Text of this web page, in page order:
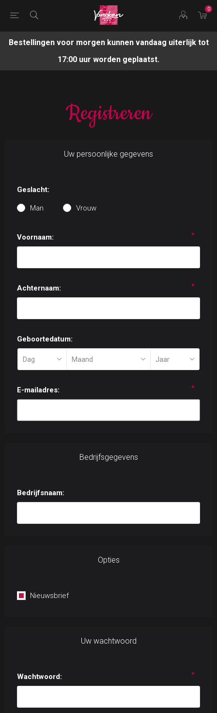
0
Bestellingen voor morgen kunnen vandaag uiterlijk tot
17:00 uur worden geplaatst.
Registreren
Uw persoonlijke gegevens
Geslacht:
Man Vrouw
Voornaam: *
Achternaam: *
Geboortedatum:
E-mailadres: *
Bedrijfsgegevens
Bedrijfsnaam:
Opties
Nieuwsbrief
Uw wachtwoord
Wachtwoord: *